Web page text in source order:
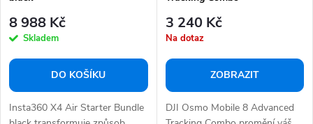
8 988 Kč
Skladem
DO KOŠÍKU
Insta360 X4 Air Starter Bundle
3 240 Kč
Na dotaz
ZOBRAZIT
DJI Osmo Mobile 8 Advanced